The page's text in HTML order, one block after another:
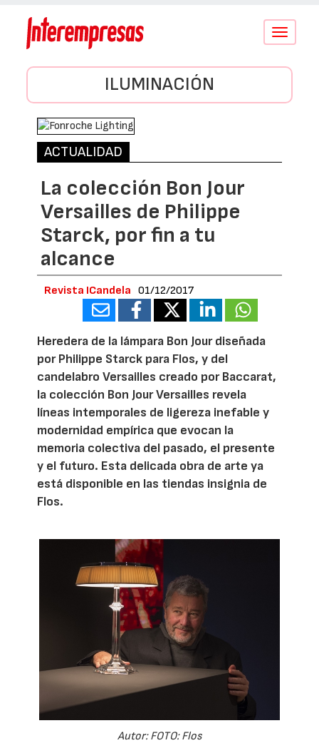
Conmutar
ILUMINACIÓN
ACTUALIDAD
La colección Bon Jour
Versailles de Philippe
Starck, por fin a tu
alcance
Revista ICandela 01/12/2017
Heredera de la lámpara Bon Jour diseñada
por Philippe Starck para Flos, y del
candelabro Versailles creado por Baccarat,
la colección Bon Jour Versailles revela
líneas intemporales de ligereza inefable y
modernidad empírica que evocan la
memoria colectiva del pasado, el presente
y el futuro. Esta delicada obra de arte ya
está disponible en las tiendas insignia de
Flos.
Autor: FOTO: Flos